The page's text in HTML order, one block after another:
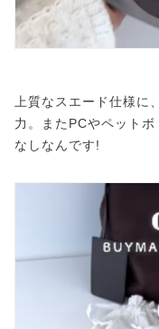
上質なスエード仕様に
力。またPCやペット
なしなんです!